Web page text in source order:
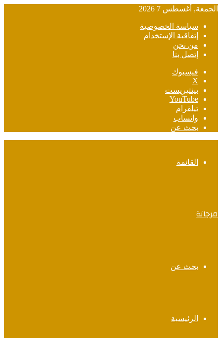
الجمعة, أغسطس 7 2026
سياسة الخصوصية
إتفاقية الإستخدام
من نحن
إتصل بنا
فيسبوك
‫X
بينتيريست
‫YouTube
تيلقرام
واتساب
بحث عن
القائمة
مرجانة
بحث عن
الرئيسية